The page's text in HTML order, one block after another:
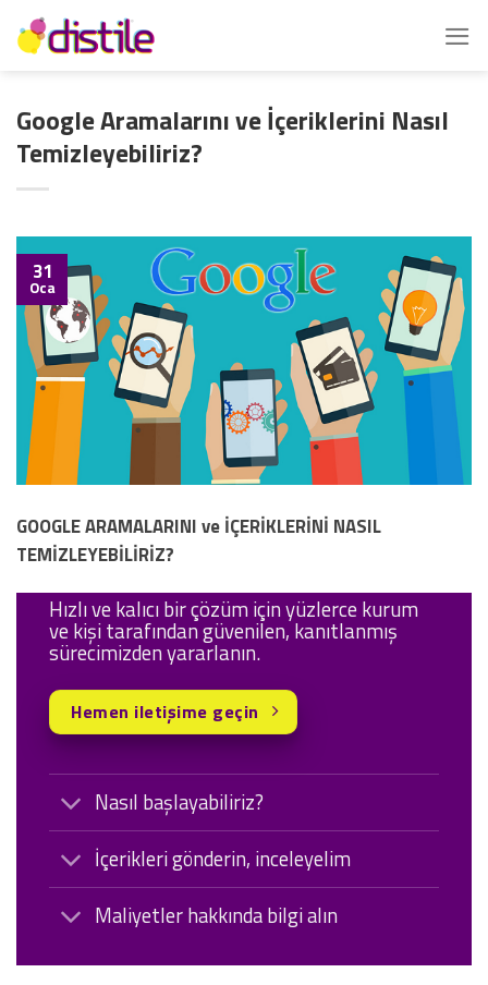
İçeriğe
atla
Google Aramalarını ve İçeriklerini Nasıl
Temizleyebiliriz?
31
Oca
GOOGLE ARAMALARINI ve İÇERİKLERİNİ NASIL
TEMİZLEYEBİLİRİZ?
Nasıl başlayabiliriz?
İçerikleri gönderin, inceleyelim
Maliyetler hakkında bilgi alın
Hızlı ve kalıcı bir çözüm için yüzlerce kurum
ve kişi tarafından güvenilen, kanıtlanmış
sürecimizden yararlanın.
Hemen iletişime geçin